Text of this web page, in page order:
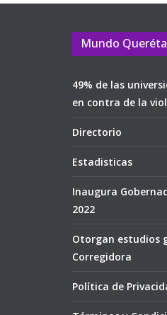
Mundo
49% de las
en contra de la
Directorio
Estadisticas
Inaugura
2022
Otorgan estudios
Corregidora
Política de